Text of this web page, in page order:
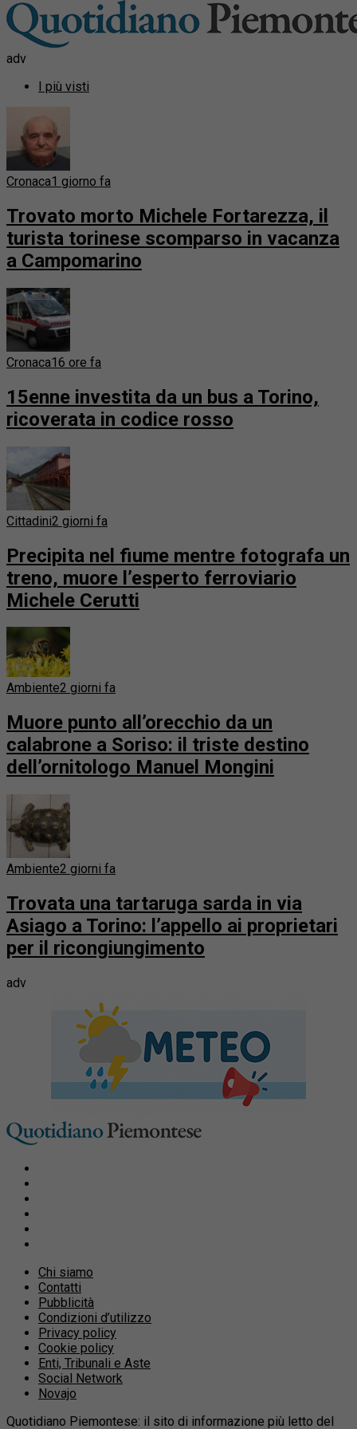
adv
I più visti
Cronaca1 giorno fa
Trovato morto Michele Fortarezza, il
turista torinese scomparso in vacanza
a Campomarino
Cronaca16 ore fa
15enne investita da un bus a Torino,
ricoverata in codice rosso
Cittadini2 giorni fa
Precipita nel fiume mentre fotografa un
treno, muore l’esperto ferroviario
Michele Cerutti
Ambiente2 giorni fa
Muore punto all’orecchio da un
calabrone a Soriso: il triste destino
dell’ornitologo Manuel Mongini
Ambiente2 giorni fa
Trovata una tartaruga sarda in via
Asiago a Torino: l’appello ai proprietari
per il ricongiungimento
adv
Chi siamo
Contatti
Pubblicità
Condizioni d’utilizzo
Privacy policy
Cookie policy
Enti, Tribunali e Aste
Social Network
Novajo
Quotidiano Piemontese: il sito di informazione più letto del